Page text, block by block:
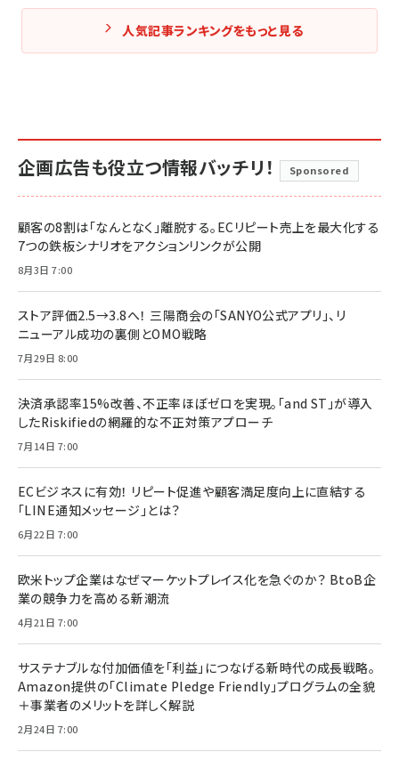
人気記事ランキングをもっと見る
企画広告も役立つ情報バッチリ！ Sponsored
顧客の8割は「なんとなく」離脱する。ECリピート売上を最大化する
7つの鉄板シナリオをアクションリンクが公開
8月3日 7:00
ストア評価2.5→3.8へ！ 三陽商会の「SANYO公式アプリ」、リ
ニューアル成功の裏側とOMO戦略
7月29日 8:00
決済承認率15%改善、不正率ほぼゼロを実現。「and ST」が導入
したRiskifiedの網羅的な不正対策アプローチ
7月14日 7:00
ECビジネスに有効！ リピート促進や顧客満足度向上に直結する
「LINE通知メッセージ」とは？
6月22日 7:00
欧米トップ企業はなぜマーケットプレイス化を急ぐのか？ BtoB企
業の競争力を高める新潮流
4月21日 7:00
サステナブルな付加価値を「利益」につなげる新時代の成長戦略。
Amazon提供の「Climate Pledge Friendly」プログラムの全貌
＋事業者のメリットを詳しく解説
2月24日 7:00